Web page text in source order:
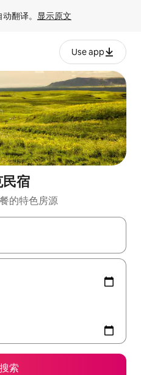
翻译。 显示原文
Use app
宿
的特色房源
键查看，或通过点击或滑动手势
搜索